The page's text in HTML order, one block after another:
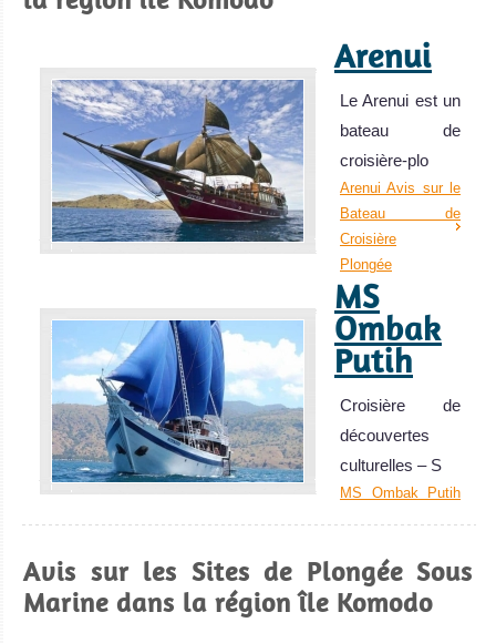
Arenui
Le Arenui est un
bateau de
croisière-plo
Arenui Avis sur le
Bateau de
Croisière
Plongée
MS
Ombak
Putih
Croisière de
découvertes
culturelles – S
MS Ombak Putih
Plongée
KLM
Avis sur les Sites de Plongée Sous
Marine dans la région île Komodo